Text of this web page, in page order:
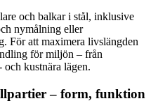
och balkar i stål, inklusive
nymålning eller
För att maximera livslängden
för miljön – från
kustnära lägen.
– form, funktion